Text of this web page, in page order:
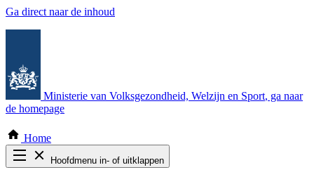
Ga direct naar de inhoud
Ministerie van Volksgezondheid, Welzijn en Sport, ga naar
de homepage
Home
Hoofdmenu in- of uitklappen